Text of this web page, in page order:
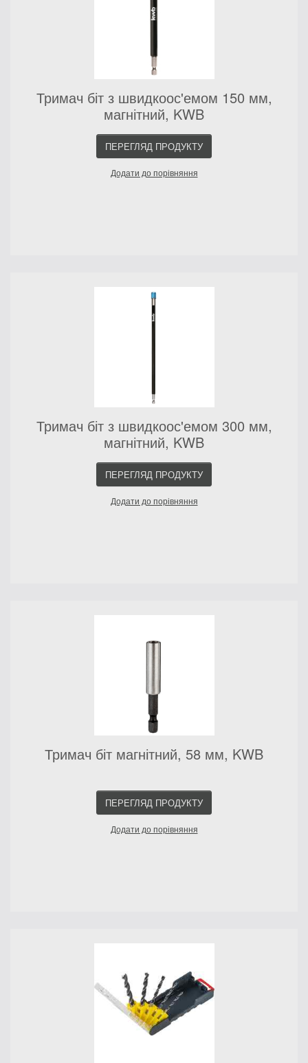
Тримач біт з швидкоос'емом 150 мм,
магнітний, KWB
ПЕРЕГЛЯД ПРОДУКТУ
Додати до порівняння
Тримач біт з швидкоос'емом 300 мм,
магнітний, KWB
ПЕРЕГЛЯД ПРОДУКТУ
Додати до порівняння
Тримач біт магнітний, 58 мм, KWB
ПЕРЕГЛЯД ПРОДУКТУ
Додати до порівняння